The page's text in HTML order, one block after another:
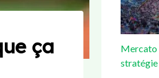
ça
Mercato
stratégie
é
e
,
r
è